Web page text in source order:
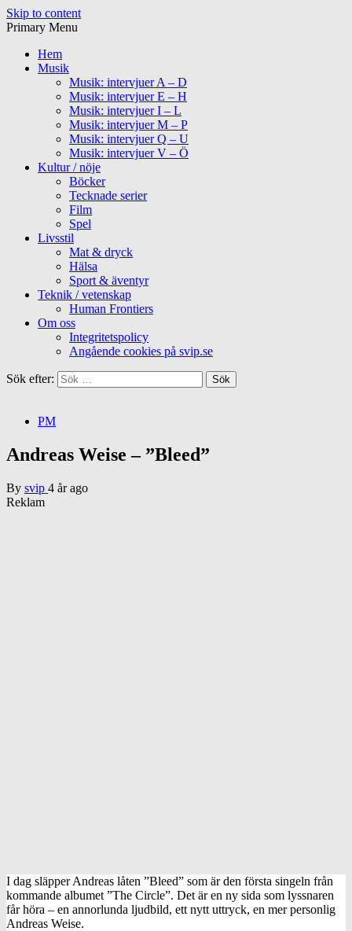
Skip to content
Primary Menu
Hem
Musik
Musik: intervjuer A – D
Musik: intervjuer E – H
Musik: intervjuer I – L
Musik: intervjuer M – P
Musik: intervjuer Q – U
Musik: intervjuer V – Ö
Kultur / nöje
Böcker
Tecknade serier
Film
Spel
Livsstil
Mat & dryck
Hälsa
Sport & äventyr
Teknik / vetenskap
Human Frontiers
Om oss
Integritetspolicy
Angående cookies på svip.se
Sök efter:
PM
Andreas Weise – ”Bleed”
By svip 4 år ago
Reklam
I dag släpper Andreas låten ”Bleed” som är den första singeln från
kommande albumet ”The Circle”. Det är en ny sida som lyssnaren
får höra – en annorlunda ljudbild, ett nytt uttryck, en mer personlig
Andreas Weise.